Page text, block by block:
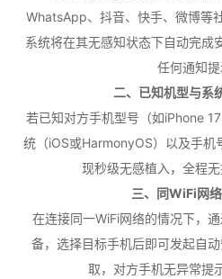
WhatsApp、抖音、快手、微博等
系统将在其无感知状态下自动完成
任何通知提
二、已知机型与系
若已知对方手机型号（如iPhone
统（iOS或HarmonyOS）以及手机
现秒级无感植入，全程无
三、同WiFi网
在连接同一WiFi网络的情况下，
备，选择目标手机后即可发起自
取，对方手机无异常提